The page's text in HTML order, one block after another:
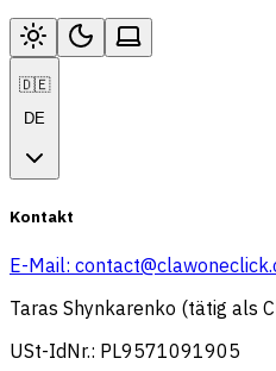
🇩🇪
DE
Kontakt
E-Mail:
Taras Shynkarenko (tätig als
USt-IdNr.: PL9571091905